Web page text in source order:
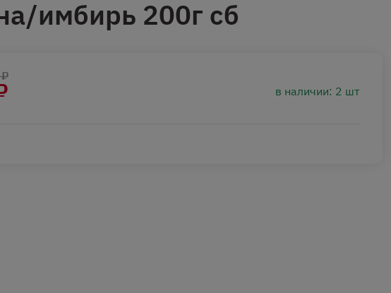
имбирь 200г сб
в наличии: 2 шт